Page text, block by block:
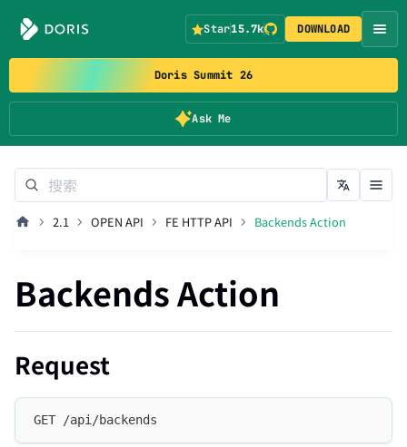
Doris Summit 26
Ask Me
Star15.7k DOWNLOAD
2.1 OPEN API FE HTTP API Backends Action
Backends Action
Request
GET /api/backends